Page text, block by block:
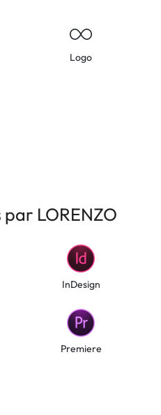
Logo
LORENZO
InDesign
Premiere